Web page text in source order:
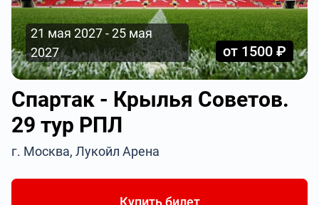
21 мая 2027 - 25 мая
2027
от 1500 ₽
Спартак - Крылья Советов.
29 тур РПЛ
г. Москва, Лукойл Арена
Купить билет